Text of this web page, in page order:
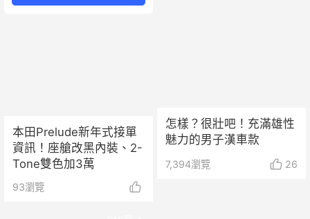
本田Prelude新年式接單
資訊！座艙改黑內裝、2-
Tone雙色加3萬
93瀏覽
怎樣？很壯吧！充滿雄性
魅力的男子漢車款
7,394瀏覽 26